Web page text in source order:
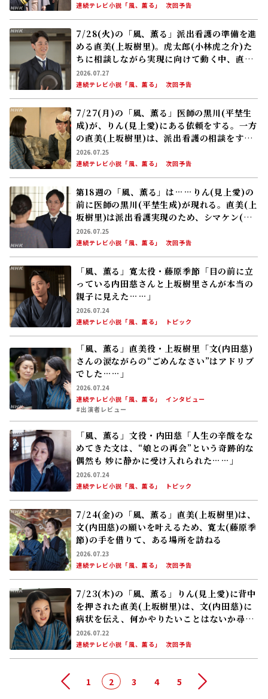
連続テレビ小説「風、薫る」
次回予告
7/28(火)の「風、薫る」派出看護の準備を進
める直美(上坂樹里)。虎太郎(小林虎之介)た
ちに相談しながら実現に向けて動く中、直美
のもとに吉江(原田泰造)がやってくる
2026.07.27
連続テレビ小説「風、薫る」
次回予告
7/27(月)の「風、薫る」医師の黒川(平埜生
成)が、りん(見上愛)にある依頼をする。一方
の直美(上坂樹里)は、派出看護の相談をする
ため捨松(多部未華子)のもとへ
2026.07.25
連続テレビ小説「風、薫る」
次回予告
第18週の「風、薫る」は……りん(見上愛)の
前に医師の黒川(平埜生成)が現れる。直美(上
坂樹里)は派出看護実現のため、シマケン(佐
野晶哉)らの協力を得て奔走するが……
2026.07.25
連続テレビ小説「風、薫る」
次回予告
「風、薫る」寛太役・藤原季節「目の前に立
っている内田慈さんと上坂樹里さんが本当の
親子に見えた……」
2026.07.24
連続テレビ小説「風、薫る」
トピック
「風、薫る」直美役・上坂樹里「文(内田慈)
さんの涙ながらの“ごめんなさい”はアドリブ
でした……」
2026.07.24
連続テレビ小説「風、薫る」
インタビュー
#出演者レビュー
「風、薫る」文役・内田慈「人生の辛酸をな
めてきた文は、“娘との再会”という奇跡的な
偶然も 妙に静かに受け入れられた……」
2026.07.24
連続テレビ小説「風、薫る」
トピック
7/24(金)の「風、薫る」直美(上坂樹里)は、
文(内田慈)の願いを叶えるため、寛太(藤原季
節)の手を借りて、ある場所を訪ねる
2026.07.23
連続テレビ小説「風、薫る」
次回予告
7/23(木)の「風、薫る」りん(見上愛)に背中
を押された直美(上坂樹里)は、文(内田慈)に
病状を伝え、何かやりたいことはないか尋ね
る。文は……
2026.07.22
連続テレビ小説「風、薫る」
次回予告
前へ 1 2 3 4 5 次へ